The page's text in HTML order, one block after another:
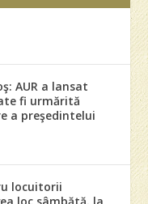
AUR a lansat
fi urmărită
a preşedintelui
locuitorii